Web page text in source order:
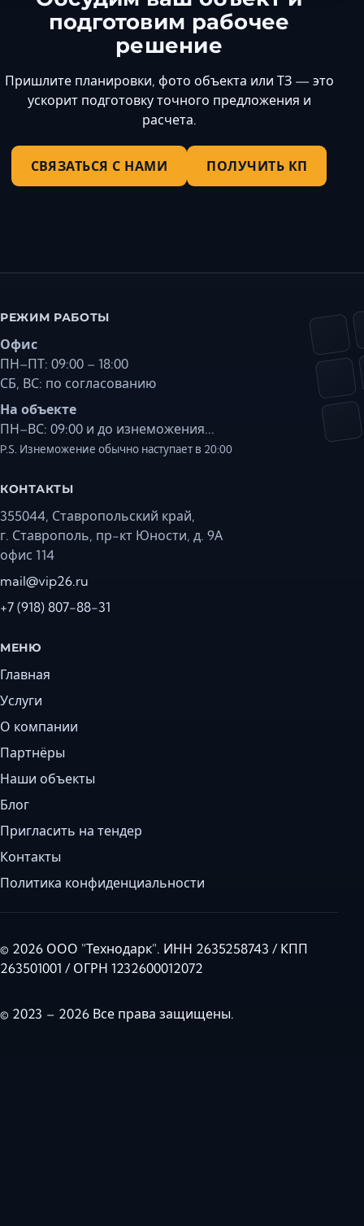
подготовим рабочее
решение
Пришлите планировки, фото объекта или ТЗ — это
ускорит подготовку точного предложения и
расчета.
СВЯЗАТЬСЯ С НАМИ ПОЛУЧИТЬ КП
РЕЖИМ РАБОТЫ
Офис
ПН–ПТ: 09:00 – 18:00
СБ, ВС: по согласованию
На объекте
ПН–ВС: 09:00 и до изнеможения...
P.S. Изнеможение обычно наступает в 20:00
КОНТАКТЫ
355044, Ставропольский край,
г. Ставрополь, пр-кт Юности, д. 9А
офис 114
mail@vip26.ru
+7 (918) 807-88-31
МЕНЮ
Главная
Услуги
О компании
Партнёры
Наши объекты
Блог
Пригласить на тендер
Контакты
Политика конфиденциальности
© 2026 ООО "Технодарк". ИНН 2635258743 / КПП
263501001 / ОГРН 1232600012072
© 2023 – 2026 Все права защищены.